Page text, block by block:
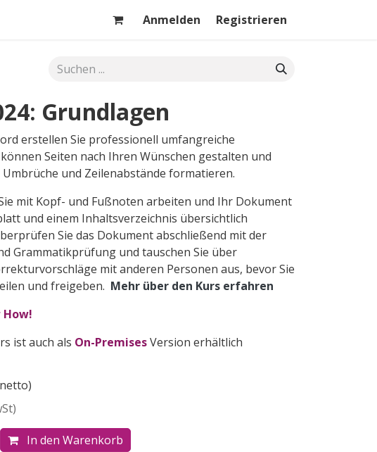
Anmelden Registrieren
Grundlagen
erstellen Sie professionell umfangreiche
Seiten nach Ihren Wünschen gestalten und
Umbrüche und Zeilenabstände formatieren.
mit Kopf- und Fußnoten arbeiten und Ihr Dokument
und einem Inhaltsverzeichnis übersichtlich
Sie das Dokument abschließend mit der
Grammatikprüfung und tauschen Sie über
mit anderen Personen aus, bevor Sie
und freigeben. Mehr über den Kurs erfahren
How!
ist auch als On-PremisesVersion erhältlich
In den Warenkorb